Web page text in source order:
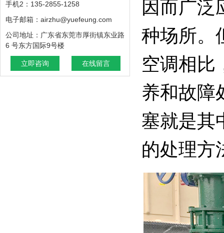
手机2：135-2855-1258
电子邮箱：airzhu@yuefeung.com
公司地址：广东省东莞市厚街镇东业路
6 号东方国际9号楼
立即咨询 在线留言
因而广泛
种场所。
空调相比
养和故障
塞就是其
的处理方